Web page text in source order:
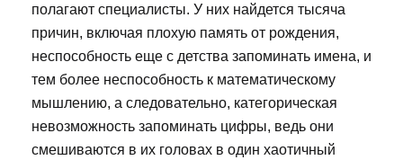
полагают специалисты. У них найдется тысяча
причин, включая плохую память от рождения,
неспособность еще с детства запоминать имена, и
тем более неспособность к математическому
мышлению, а следовательно, категорическая
невозможность запоминать цифры, ведь они
смешиваются в их головах в один хаотичный